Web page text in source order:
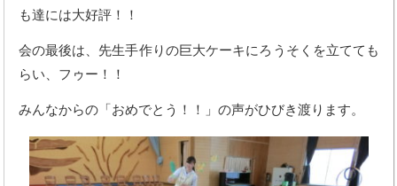
も達には大好評！！
会の最後は、先生手作りの巨大ケーキにろうそくを立てても
らい、フゥー！！
みんなからの「おめでとう！！」の声がひびき渡ります。